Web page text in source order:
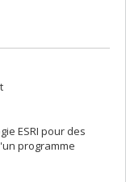
ESRI pour des
programme